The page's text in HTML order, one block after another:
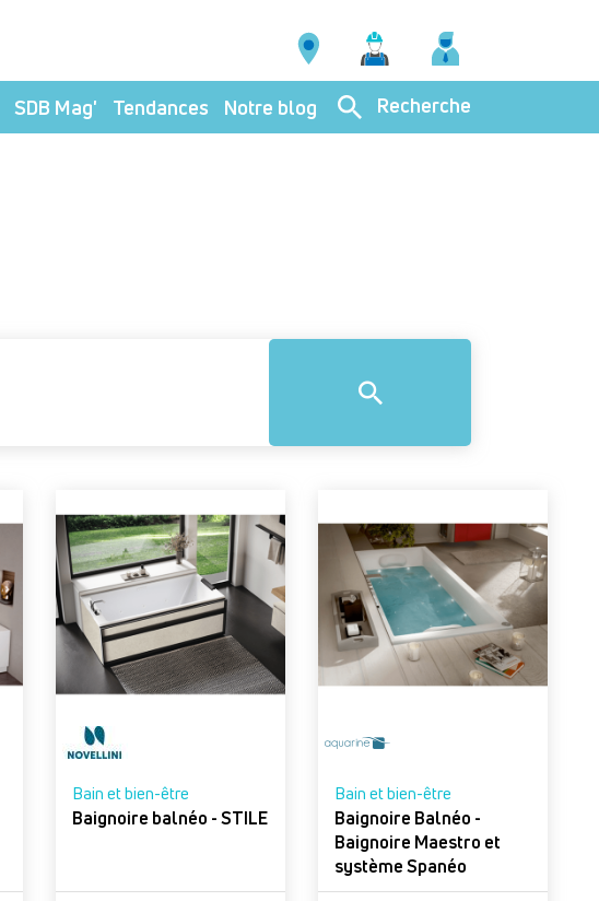
SDB Mag' Tendances Notre blog Recherche
Bain et bien-être
Baignoire balnéo - STILE
Bain et bien-être
Baignoire Balnéo -
Baignoire Maestro et
système Spanéo